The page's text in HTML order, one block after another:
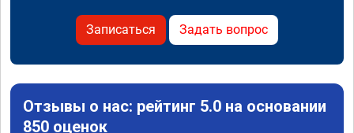
Записаться Задать вопрос
Отзывы о нас: рейтинг 5.0 на основании
850 оценок